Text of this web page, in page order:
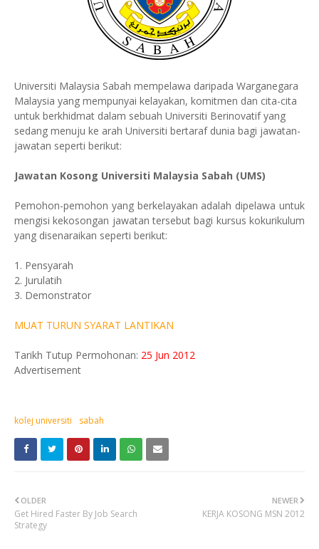
Universiti Malaysia Sabah mempelawa daripada Warganegara
Malaysia yang mempunyai kelayakan, komitmen dan cita-cita
untuk berkhidmat dalam sebuah Universiti Berinovatif yang
sedang menuju ke arah Universiti bertaraf dunia bagi jawatan-
jawatan seperti berikut:
Jawatan Kosong Universiti Malaysia Sabah (UMS)
Pemohon-pemohon yang berkelayakan adalah dipelawa untuk
mengisi kekosongan jawatan tersebut bagi kursus kokurikulum
yang disenaraikan seperti berikut:
1. Pensyarah
2. Jurulatih
3. Demonstrator
MUAT TURUN SYARAT LANTIKAN
Tarikh Tutup Permohonan: 25 Jun 2012
Advertisement
kolej universiti sabah
NEWER
KERJA KOSONG MSN 2012
OLDER
Get Hired Faster By Job Search
Strategy